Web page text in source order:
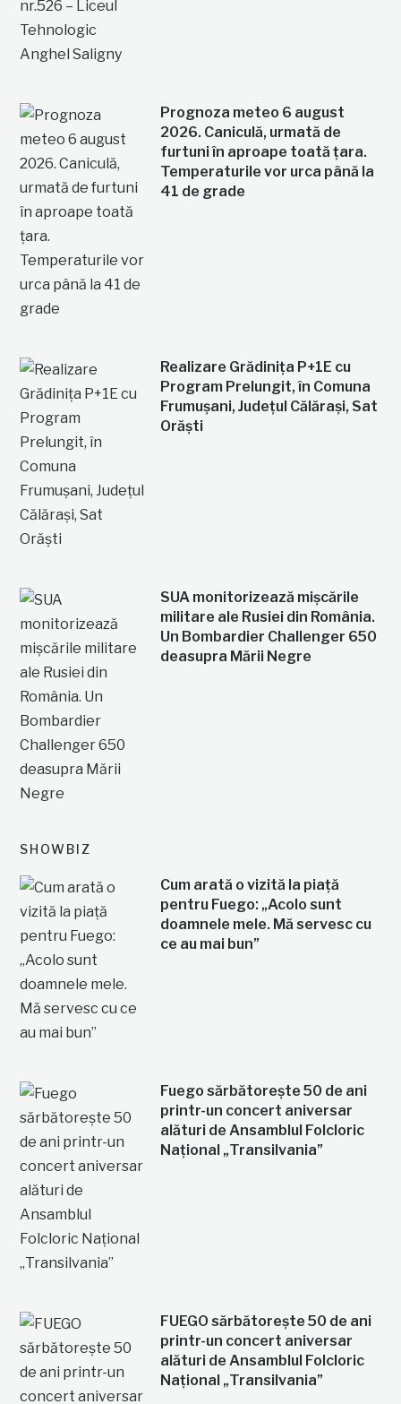
Prognoza meteo 6 august
2026. Caniculă, urmată de
furtuni în aproape toată țara.
Temperaturile vor urca până la
41 de grade
Realizare Grădinița P+1E cu
Program Prelungit, în Comuna
Frumușani, Județul Călărași, Sat
Orăști
SUA monitorizează mișcările
militare ale Rusiei din România.
Un Bombardier Challenger 650
deasupra Mării Negre
SHOWBIZ
Cum arată o vizită la piață
pentru Fuego: „Acolo sunt
doamnele mele. Mă servesc cu
ce au mai bun”
Fuego sărbătorește 50 de ani
printr-un concert aniversar
alături de Ansamblul Folcloric
Național „Transilvania”
FUEGO sărbătorește 50 de ani
printr-un concert aniversar
alături de Ansamblul Folcloric
Național „Transilvania”